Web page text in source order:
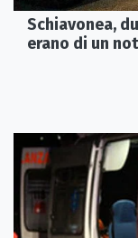
Schiavonea,
erano di un